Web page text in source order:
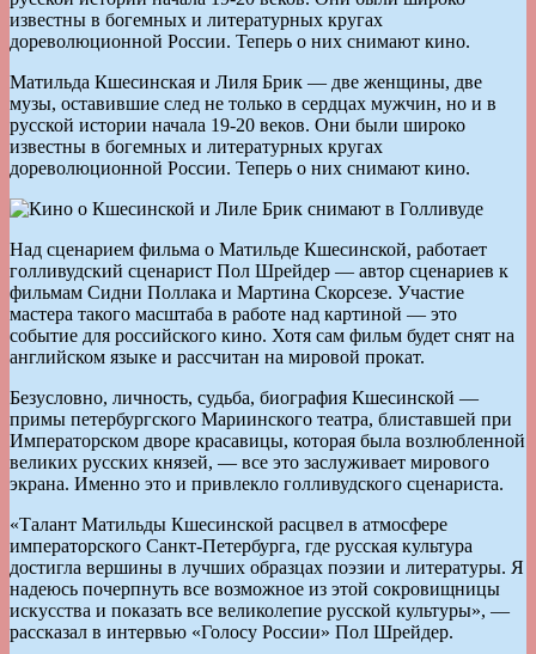
известны в богемных и литературных кругах
дореволюционной России. Теперь о них снимают кино.
Матильда Кшесинская и Лиля Брик — две женщины, две
музы, оставившие след не только в сердцах мужчин, но и в
русской истории начала 19-20 веков. Они были широко
известны в богемных и литературных кругах
дореволюционной России. Теперь о них снимают кино.
Над сценарием филь­ма о Матиль­­де Кшесинс­кой, работает
голливудский сценарист Пол Шрейдер — автор сценариев к
фильмам Сидни Поллака и Мартина Скорсезе. Участие
мастера такого масштаба в работе над картиной — это
событие для российского кино. Хотя сам фильм будет снят на
английском языке и рассчитан на мировой прокат.
Безусловно, личность, судьба, биография Кшесинской —
примы петербургского Мариинского театра, блиставшей при
Императорском дворе красавицы, которая была возлюбленной
великих русских князей, — все это заслуживает мирового
экрана. Именно это и привлекло голливудского сценариста.
«Талант Матильды Кше­синской расцвел в атмосфере
императорского Санкт-Петербурга, где русская культура
достигла вершины в лучших образцах поэзии и литературы. Я
надеюсь почерпнуть все возможное из этой сокровищницы
искусства и показать все великолепие русской культуры», —
рассказал в интервью «Голосу России» Пол Шрейдер.